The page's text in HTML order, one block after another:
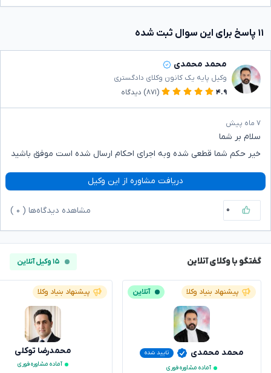
۱۱ پاسخ برای این سوال ثبت شده
محمد محمدی
وکیل پایه یک کانون وکلای دادگستری
۴.۹
(۸۷۱) دیدگاه
۷ ماه پیش
سلام بر شما
خیر حکم شما قطعی شده وبه اجرای احکام ارسال شده است موفق باشید
دریافت مشاوره از این وکیل
۰ مشاهده دیدگاه‌ها ( ۰
گفتگو با وکلای آنلاین ۱۵ وکیل آنلاین
پیشنهاد بنیاد وکلا آنلاین
محمد محمدی
تایید شده
آماده مشاوره فوری
پیشنهاد بنیاد وکلا
محمدرضا توکلی
آماده مشاوره فوری